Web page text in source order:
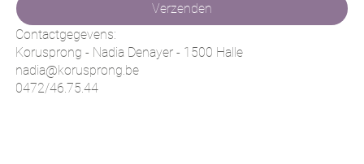
Contactgegevens:
Korusprong - Nadia Denayer - 1500 Halle
nadia@korusprong.be
0472/46.75.44
Verzenden